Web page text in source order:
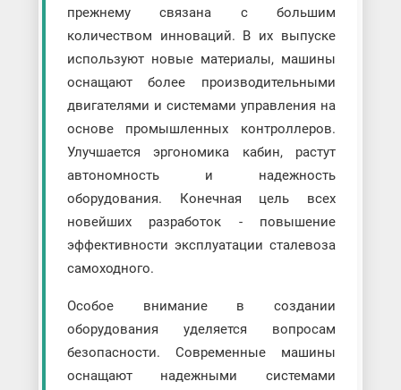
прежнему связана с большим
количеством инноваций. В их выпуске
используют новые материалы, машины
оснащают более производительными
двигателями и системами управления на
основе промышленных контроллеров.
Улучшается эргономика кабин, растут
автономность и надежность
оборудования. Конечная цель всех
новейших разработок - повышение
эффективности эксплуатации сталевоза
самоходного.
Особое внимание в создании
оборудования уделяется вопросам
безопасности. Современные машины
оснащают надежными системами